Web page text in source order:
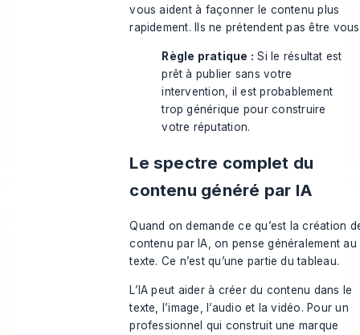
vous aident à façonner le contenu plus
rapidement. Ils ne prétendent pas être
Règle pratique : Si le résultat est
prêt à publier sans votre
intervention, il est probablement
trop générique pour construire
votre réputation.
Le spectre complet du
contenu généré par IA
Quand on demande ce qu’est la création
contenu par IA, on pense généralement au
texte. Ce n’est qu’une partie du tableau.
L’IA peut aider à créer du contenu dans le
texte, l’image, l’audio et la vidéo. Pour un
professionnel qui construit une marque